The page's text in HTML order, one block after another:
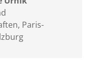
, Paris-